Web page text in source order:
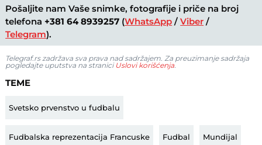
Pošaljite nam Vaše snimke, fotografije i priče na broj
telefona +381 64 8939257 (WhatsApp /Viber /
Telegram).
Telegraf.rs zadržava sva prava nad sadržajem. Za preuzimanje sadržaja
pogledajte uputstva na stranici Uslovi korišćenja.
TEME
Svetsko prvenstvo u fudbalu
Fudbalska reprezentacija Francuske Fudbal Mundijal